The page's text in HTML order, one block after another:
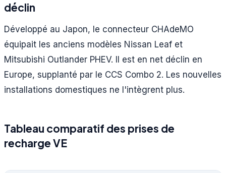
déclin
Développé au Japon, le connecteur CHAdeMO
équipait les anciens modèles Nissan Leaf et
Mitsubishi Outlander PHEV. Il est en net déclin en
Europe, supplanté par le CCS Combo 2. Les nouvelles
installations domestiques ne l'intègrent plus.
Tableau comparatif des prises de
recharge VE